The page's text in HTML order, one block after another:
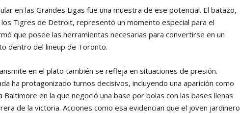
en las Grandes Ligas fue una muestra de ese potencial. El batazo,
Tigres de Detroit, representó un momento especial para el
que posee las herramientas necesarias para convertirse en un
dentro del lineup de Toronto.
en el plato también se refleja en situaciones de presión.
ha protagonizado turnos decisivos, incluyendo una aparición como
en la que negoció una base por bolas con las bases llenas
de la victoria. Acciones como esa evidencian que el joven jardinero